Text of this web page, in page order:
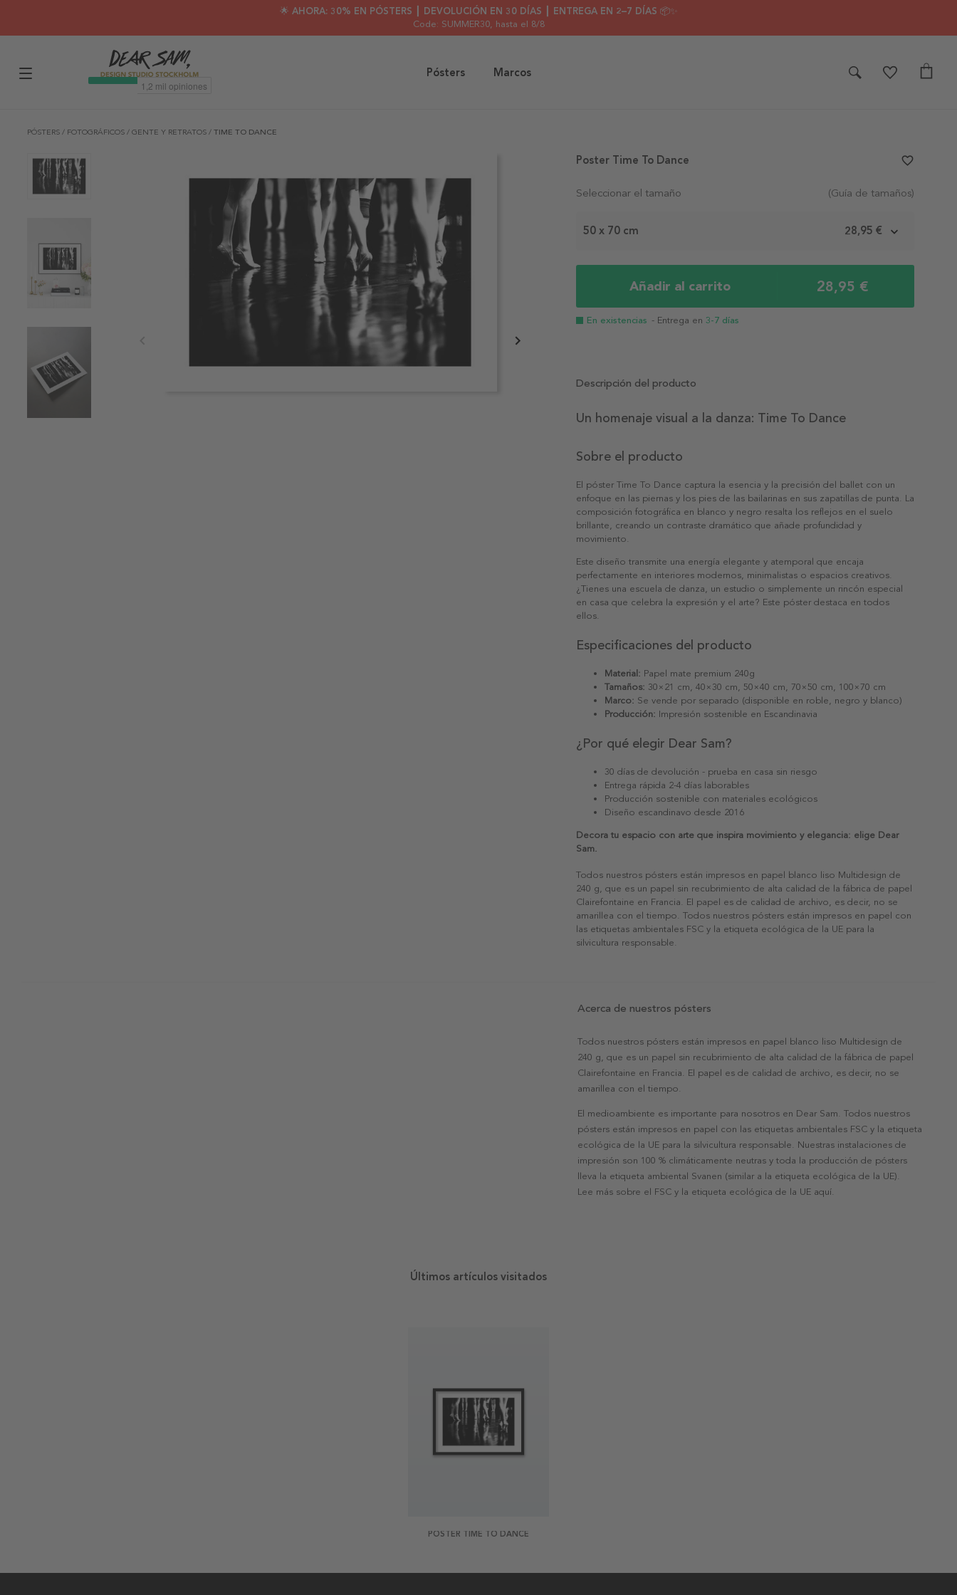
🌟 AHORA: 30% EN PÓSTERS ┃ DEVOLUCIÓN EN 30 DÍAS ┃ ENTREGA EN 2–7 DÍAS 📦✨
Code: SUMMER30, hasta el 8/8
Pósters Marcos
PÓSTERS / FOTOGRÁFICOS / GENTE Y RETRATOS / TIME TO DANCE
Seleccionar el tamaño (Guía de tamaños)
50 x 70 cm 28,95 €
Añadir al carrito 28,95 €
En existencias - Entrega en 3-7 días
Poster Time To Dance favorite_border
Descripción del producto
Un homenaje visual a la danza: Time To Dance
Sobre el producto
El póster Time To Dance captura la esencia y la precisión del ballet con un
enfoque en las piernas y los pies de las bailarinas en sus zapatillas de punta. La
composición fotográfica en blanco y negro resalta los reflejos en el suelo
brillante, creando un contraste dramático que añade profundidad y
movimiento.
Este diseño transmite una energía elegante y atemporal que encaja
perfectamente en interiores modernos, minimalistas o espacios creativos.
¿Tienes una escuela de danza, un estudio o simplemente un rincón especial
en casa que celebra la expresión y el arte? Este póster destaca en todos
ellos.
Especificaciones del producto
Material: Papel mate premium 240g
Tamaños: 30×21 cm, 40×30 cm, 50×40 cm, 70×50 cm, 100×70 cm
Marco: Se vende por separado (disponible en roble, negro y blanco)
Producción: Impresión sostenible en Escandinavia
¿Por qué elegir Dear Sam?
30 días de devolución - prueba en casa sin riesgo
Entrega rápida 2-4 días laborables
Producción sostenible con materiales ecológicos
Diseño escandinavo desde 2016
Decora tu espacio con arte que inspira movimiento y elegancia: elige Dear
Sam.
Todos nuestros pósters están impresos en papel blanco liso Multidesign de
240 g, que es un papel sin recubrimiento de alta calidad de la fábrica de papel
Clairefontaine en Francia. El papel es de calidad de archivo, es decir, no se
amarillea con el tiempo. Todos nuestros pósters están impresos en papel con
las etiquetas ambientales FSC y la etiqueta ecológica de la UE para la
silvicultura responsable.
Acerca de nuestros pósters
Todos nuestros pósters están impresos en papel blanco liso Multidesign de
240 g, que es un papel sin recubrimiento de alta calidad de la fábrica de papel
Clairefontaine en Francia. El papel es de calidad de archivo, es decir, no se
amarillea con el tiempo.
El medioambiente es importante para nosotros en Dear Sam. Todos nuestros
pósters están impresos en papel con las etiquetas ambientales FSC y la etiqueta
ecológica de la UE para la silvicultura responsable. Nuestras instalaciones de
impresión son 100 % climáticamente neutras y toda la producción de pósters
lleva la etiqueta ambiental Svanen (similar a la etiqueta ecológica de la UE).
Lee más sobre el FSC y la etiqueta ecológica de la UE aquí.
Últimos artículos visitados
POSTER TIME TO DANCE